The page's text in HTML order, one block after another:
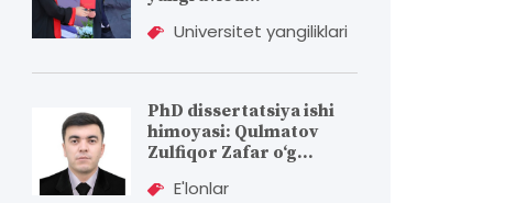
Universitet yangiliklari
PhD dissertatsiya ishi
himoyasi: Qulmatov
Zulfiqor Zafar o‘g...
E'lonlar